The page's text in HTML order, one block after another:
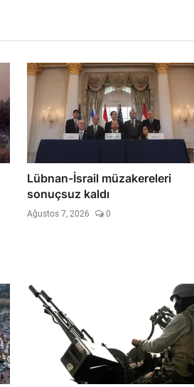
Lübnan-İsrail müzakereleri
sonuçsuz kaldı
Ağustos 7, 2026 0